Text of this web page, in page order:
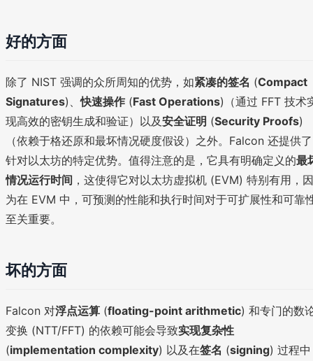
好的方面
除了 NIST 强调的众所周知的优势，如紧凑的签名 (Compact
Signatures)、快速操作 (Fast Operations)（通过 FFT 技术
现高效的密钥生成和验证）以及安全证明 (Security Proofs)
（依赖于格还原和最坏情况硬度假设）之外。Falcon 还提供了
针对以太坊的特定优势。值得注意的是，它具有明确定义的最
情况运行时间 ，这使得它对以太坊虚拟机 (EVM) 特别有用，因
为在 EVM 中，可预测的性能和执行时间对于可扩展性和可靠
至关重要。
坏的方面
Falcon 对浮点运算 (floating-point arithmetic) 和专门的数
变换 (NTT/FFT) 的依赖可能会导致实现复杂性
(implementation complexity) 以及在签名 (signing) 过程中